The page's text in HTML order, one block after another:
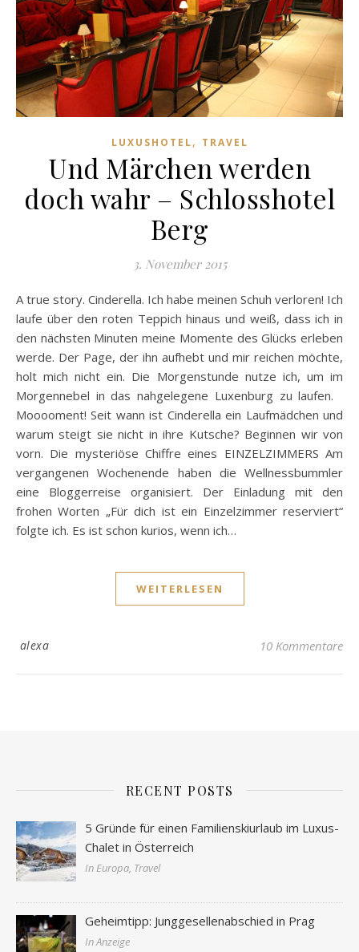
LUXUSHOTEL, TRAVEL
Und Märchen werden
doch wahr – Schlosshotel
Berg
3. November 2015
A true story. Cinderella. Ich habe meinen Schuh verloren! Ich
laufe über den roten Teppich hinaus und weiß, dass ich in
den nächsten Minuten meine Momente des Glücks erleben
werde. Der Page, der ihn aufhebt und mir reichen möchte,
holt mich nicht ein. Die Morgenstunde nutze ich, um im
Morgennebel in das nahgelegene Luxenburg zu laufen.
Mooooment! Seit wann ist Cinderella ein Laufmädchen und
warum steigt sie nicht in ihre Kutsche? Beginnen wir von
vorn. Die mysteriöse Chiffre eines EINZELZIMMERS Am
vergangenen Wochenende haben die Wellnessbummler
eine Bloggerreise organisiert. Der Einladung mit den
frohen Worten „Für dich ist ein Einzelzimmer reserviert“
folgte ich. Es ist schon kurios, wenn ich…
WEITERLESEN
alexa 10 Kommentare
RECENT POSTS
5 Gründe für einen Familienskiurlaub im Luxus-
Chalet in Österreich
In Europa, Travel
Geheimtipp: Junggesellenabschied in Prag
In Anzeige